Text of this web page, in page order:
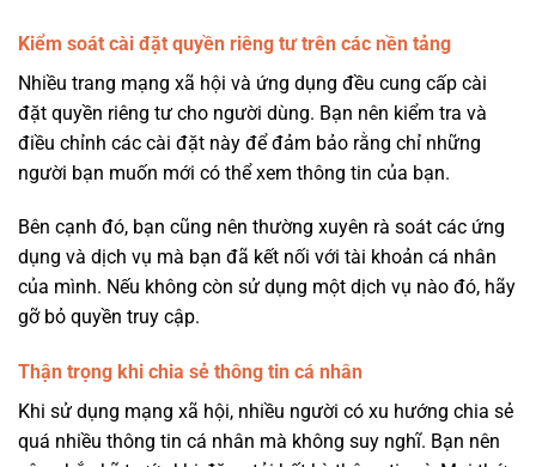
Kiểm soát cài đặt quyền riêng tư trên các nền tảng
Nhiều trang mạng xã hội và ứng dụng đều cung cấp cài
đặt quyền riêng tư cho người dùng. Bạn nên kiểm tra và
điều chỉnh các cài đặt này để đảm bảo rằng chỉ những
người bạn muốn mới có thể xem thông tin của bạn.
Bên cạnh đó, bạn cũng nên thường xuyên rà soát các ứng
dụng và dịch vụ mà bạn đã kết nối với tài khoản cá nhân
của mình. Nếu không còn sử dụng một dịch vụ nào đó, hãy
gỡ bỏ quyền truy cập.
Thận trọng khi chia sẻ thông tin cá nhân
Khi sử dụng mạng xã hội, nhiều người có xu hướng chia sẻ
quá nhiều thông tin cá nhân mà không suy nghĩ. Bạn nên